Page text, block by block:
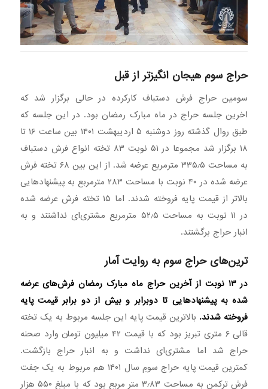
حراج سوم هیجان انگیزتر از قبل
سومین حراج فرش دستباف کارکرده در حالی برگزار شد که
اخرین جلسه حراج در ماه مبارک رمضان بود. در این جلسه که
طبق روال گذشته روز دوشنبه ۵ اردیبهشت ۱۴۰۱ بین ساعت ۱۶ تا
۱۸ برگزار شد مجموعا در ۵۱ نوبت ۸۳ تخته انواع فرش دستباف
به مساحت ۳۳۵٫۵ مترمربع عرضه شد. از این بین ۶۸ تخته فرش
عرضه شده در ۴۰ نوبت با مساحت ۲۸۳ مترمربع به پیشنهادهایی
بالاتر از قیمت پایه فروخته شدند. اما ۱۵ تخته فرش عرضه شده
در ۱۱ نوبت به مساحت ۵۲٫۵ مترمربع مشتری‌ای نداشتند و به
انبار حراج برگشتند.
ترین‌های حراج سوم به روایت آمار
در ۱۳ نوبت از آخرین حراج ماه مبارک رمضان فرش‌های عرضه
شده به پیشنهادهایی تا دوبرابر و بیش از دو برابر قیمت پایه
فروخته شدند. بالاترین قیمت پایه این جلسه مربوط به یک تخته
قالی ۶ متری تبریز بود که با قیمت ۴۲ میلیون تومان وارد صحنه
حراج شد اما مشتری‌ای نداشت و به انبار حراج بازگشت.
کمترین قیمت پایه حراج سومِ سال ۱۴۰۱ هم مربوط به یک جفت
فرش ترکمن به مساحت ۳٫۸۳ متر مربع بود که با مبلغ ۵۵۰ هزار